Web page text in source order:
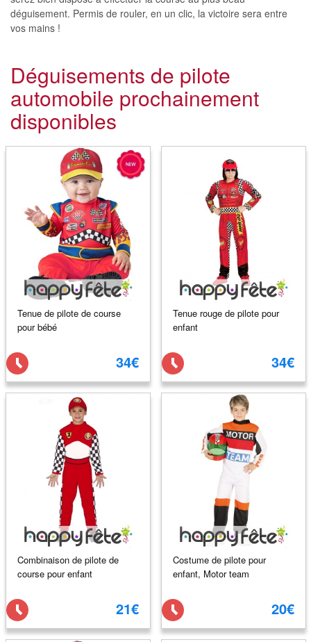
déguisement. Permis de rouler, en un clic, la victoire sera entre
vos mains !
Déguisements de pilote
automobile prochainement
disponibles
Tenue de pilote de course
pour bébé
34€
Tenue rouge de pilote pour
enfant
34€
Combinaison de pilote de
course pour enfant
21€
Costume de pilote pour
enfant, Motor team
20€